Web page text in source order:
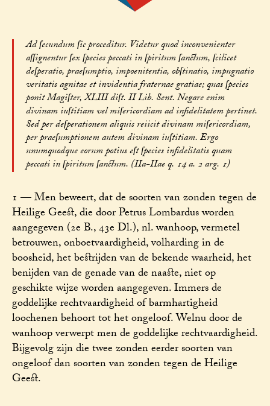
Ad ſecundum ſic proceditur. Videtur quod inconvenienter
aſſignentur ſex ſpecies peccati in ſpiritum ſanctum, ſcilicet
deſperatio, praeſumptio, impoenitentia, obſtinatio, impugnatio
veritatis agnitae et invidentia fraternae gratiae; quas ſpecies
ponit Magiſter, XLIII diſt. II Lib. Sent. Negare enim
divinam iuſtitiam vel miſericordiam ad infidelitatem pertinet.
Sed per deſperationem aliquis reiicit divinam miſericordiam,
per praeſumptionem autem divinam iuſtitiam. Ergo
unumquodque eorum potius eſt ſpecies infidelitatis quam
peccati in ſpiritum ſanctum. (IIa-IIae q. 14 a. 2 arg. 1)
1 — Men beweert, dat de soorten van zonden tegen de
Heilige Geest, die door Petrus Lombardus worden
aangegeven (2e B., 43e Dl.), nl. wanhoop, vermetel
betrouwen, onboetvaardigheid, volharding in de
boosheid, het bestrijden van de bekende waarheid, het
benijden van de genade van de naaste, niet op
geschikte wijze worden aangegeven. Immers de
goddelijke rechtvaardigheid of barmhartigheid
loochenen behoort tot het ongeloof. Welnu door de
wanhoop verwerpt men de goddelijke rechtvaardigheid.
Bijgevolg zijn die twee zonden eerder soorten van
ongeloof dan soorten van zonden tegen de Heilige
Geest.